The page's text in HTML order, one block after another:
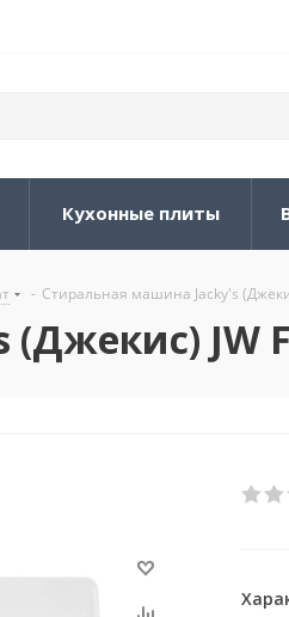
Кухонные плиты
- Стиральная машина Jacky's
JW